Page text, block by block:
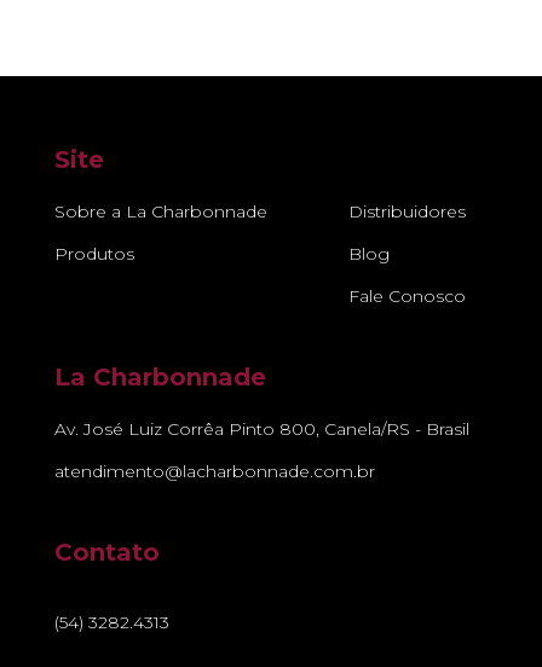
Site
Sobre a La Charbonnade
Produtos
Distribuidores
Blog
Fale Conosco
La Charbonnade
Av. José Luiz Corrêa Pinto 800, Canela/RS - Brasil
atendimento@lacharbonnade.com.br
Contato
(54) 3282.4313